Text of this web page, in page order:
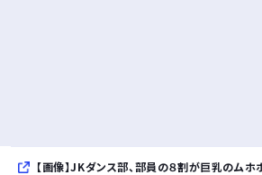
【画像】JKダンス部、部員の８割が巨乳のムホ